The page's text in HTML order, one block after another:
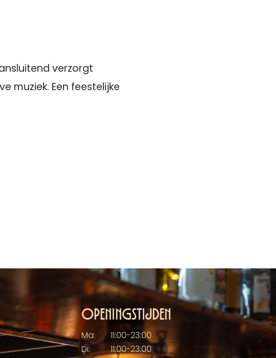
verzorgt
muziek. Een feestelijke
Openingstijden
Ma:
Di:
11:00-23:00
11:00-23:00